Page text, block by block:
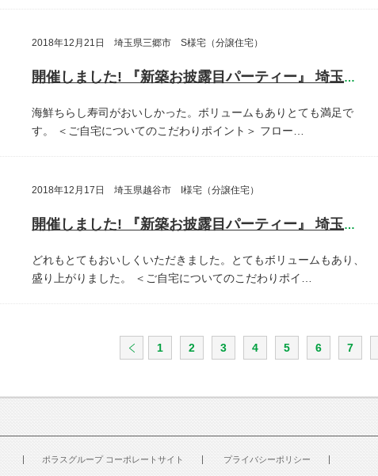
2018年12月21日 埼玉県三郷市 S様宅（分譲住宅）
開催しました! 『新築お披露目パーティー』 埼玉県三郷市 S様宅
海鮮ちらし寿司がおいしかった。ボリュームもありとても満足で
す。
＜ご自宅についてのこだわりポイント＞ フロー…
2018年12月17日 埼玉県越谷市 I様宅（分譲住宅）
開催しました! 『新築お披露目パーティー』 埼玉県越谷市 I様宅
どれもとてもおいしくいただきました。とてもボリュームもあり、
盛り上がりました。
＜ご自宅についてのこだわりポイ…
1 2 3 4 5 6 7
ポラスグループ コーポレートサイト
プライバシーポリシー